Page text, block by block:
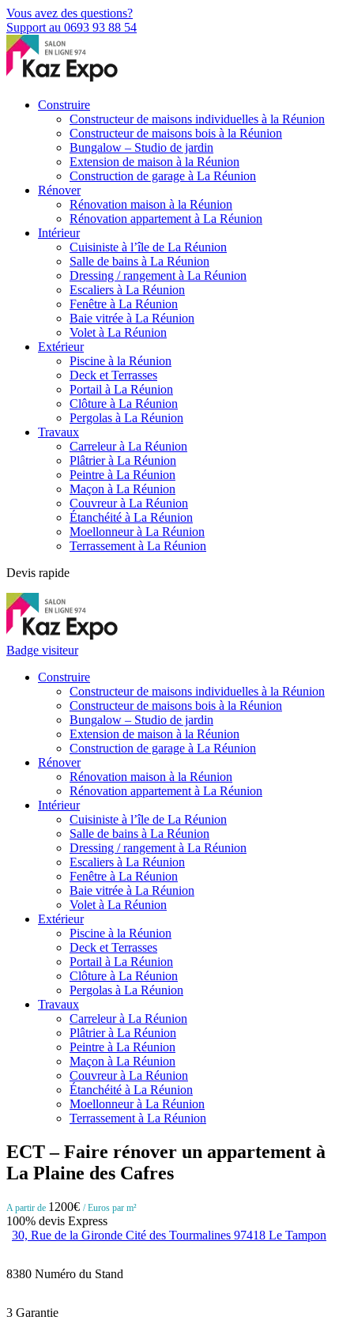
Vous avez des questions?
Support au 0693 93 88 54
Construire
Constructeur de maisons individuelles à la Réunion
Constructeur de maisons bois à la Réunion
Bungalow – Studio de jardin
Extension de maison à la Réunion
Construction de garage à La Réunion
Rénover
Rénovation maison à la Réunion
Rénovation appartement à La Réunion
Intérieur
Cuisiniste à l’île de La Réunion
Salle de bains à La Réunion
Dressing / rangement à La Réunion
Escaliers à La Réunion
Fenêtre à La Réunion
Baie vitrée à La Réunion
Volet à La Réunion
Extérieur
Piscine à la Réunion
Deck et Terrasses
Portail à La Réunion
Clôture à La Réunion
Pergolas à La Réunion
Travaux
Carreleur à La Réunion
Plâtrier à La Réunion
Peintre à La Réunion
Maçon à La Réunion
Couvreur à La Réunion
Étanchéité à La Réunion
Moellonneur à La Réunion
Terrassement à La Réunion
Devis rapide
Badge visiteur
Construire
Constructeur de maisons individuelles à la Réunion
Constructeur de maisons bois à la Réunion
Bungalow – Studio de jardin
Extension de maison à la Réunion
Construction de garage à La Réunion
Rénover
Rénovation maison à la Réunion
Rénovation appartement à La Réunion
Intérieur
Cuisiniste à l’île de La Réunion
Salle de bains à La Réunion
Dressing / rangement à La Réunion
Escaliers à La Réunion
Fenêtre à La Réunion
Baie vitrée à La Réunion
Volet à La Réunion
Extérieur
Piscine à la Réunion
Deck et Terrasses
Portail à La Réunion
Clôture à La Réunion
Pergolas à La Réunion
Travaux
Carreleur à La Réunion
Plâtrier à La Réunion
Peintre à La Réunion
Maçon à La Réunion
Couvreur à La Réunion
Étanchéité à La Réunion
Moellonneur à La Réunion
Terrassement à La Réunion
ECT – Faire rénover un appartement à
La Plaine des Cafres
A partir de 1200€ / Euros par m²
100% devis Express
30, Rue de la Gironde Cité des Tourmalines 97418 Le Tampon
8380 Numéro du Stand
3 Garantie